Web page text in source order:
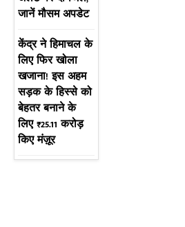
जानें मौसम अपडेट
केंद्र ने हिमाचल के
लिए फिर खोला
खजाना! इस अहम
सड़क के हिस्से को
बेहतर बनाने के
लिए ₹25.11 करोड़
किए मंज़ूर